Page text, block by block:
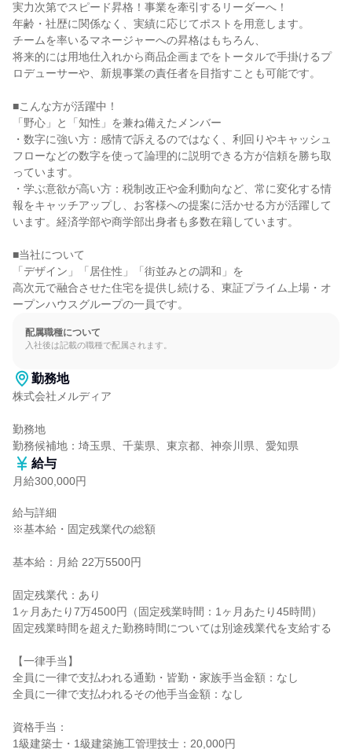
実力次第でスピード昇格！事業を牽引するリーダーへ！
年齢・社歴に関係なく、実績に応じてポストを用意します。
チームを率いるマネージャーへの昇格はもちろん、
将来的には用地仕入れから商品企画までをトータルで手掛けるプ
ロデューサーや、新規事業の責任者を目指すことも可能です。
■こんな方が活躍中！
「野心」と「知性」を兼ね備えたメンバー
・数字に強い方：感情で訴えるのではなく、利回りやキャッシュ
フローなどの数字を使って論理的に説明できる方が信頼を勝ち取
っています。
・学ぶ意欲が高い方：税制改正や金利動向など、常に変化する情
報をキャッチアップし、お客様への提案に活かせる方が活躍して
います。経済学部や商学部出身者も多数在籍しています。
■当社について
「デザイン」「居住性」「街並みとの調和」を
高次元で融合させた住宅を提供し続ける、東証プライム上場・オ
ープンハウスグループの一員です。
配属職種について
入社後は記載の職種で配属されます。
勤務地
株式会社メルディア
勤務地
勤務候補地：埼玉県、千葉県、東京都、神奈川県、愛知県
給与
月給300,000円
給与詳細
※基本給・固定残業代の総額
基本給：月給 22万5500円
固定残業代：あり
1ヶ月あたり7万4500円（固定残業時間：1ヶ月あたり45時間）
固定残業時間を超えた勤務時間については別途残業代を支給する
【一律手当】
全員に一律で支払われる通勤・皆勤・家族手当金額：なし
全員に一律で支払われるその他手当金額：なし
資格手当：
1級建築士・1級建築施工管理技士：20,000円